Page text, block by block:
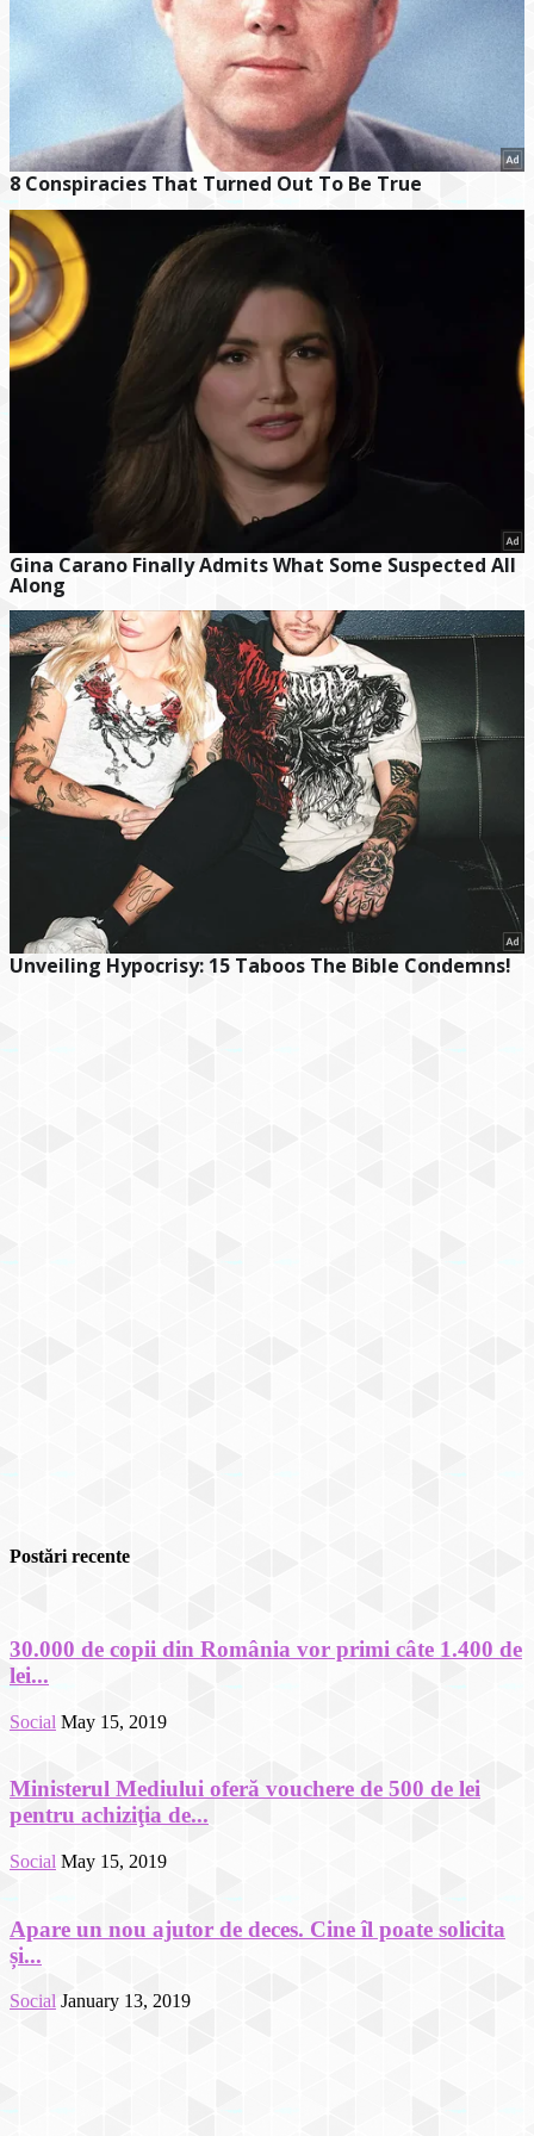
Postări recente
30.000 de copii din România vor primi câte 1.400 de
lei...
Social May 15, 2019
Ministerul Mediului oferă vouchere de 500 de lei
pentru achiziţia de...
Social May 15, 2019
Apare un nou ajutor de deces. Cine îl poate solicita
și...
Social January 13, 2019